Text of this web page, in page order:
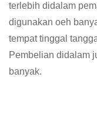
terlebih didalam
digunakan oeh
tempat tinggal
Pembelian didalam
banyak.